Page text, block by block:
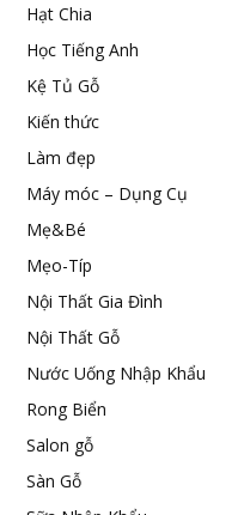
Hạt Chia
Học Tiếng Anh
Kệ Tủ Gỗ
Kiến thức
Làm đẹp
Máy móc – Dụng Cụ
Mẹ&Bé
Mẹo-Típ
Nội Thất Gia Đình
Nội Thất Gỗ
Nước Uống Nhập Khẩu
Rong Biển
Salon gỗ
Sàn Gỗ